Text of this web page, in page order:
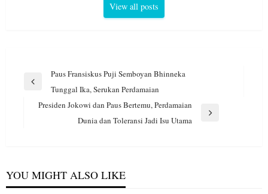
View all posts
Navigasi
Previous
Paus Fransiskus Puji Semboyan Bhinneka
Tunggal Ika, Serukan Perdamaian
Presiden Jokowi dan Paus Bertemu, Perdamaian
Dunia dan Toleransi Jadi Isu Utama
YOU MIGHT ALSO LIKE